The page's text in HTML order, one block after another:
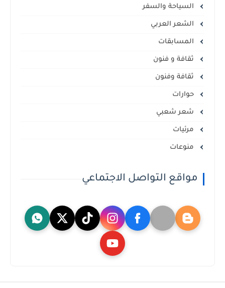
السياحة والسفر
الشعر العربي
المسابقات
ثقافة و فنون
ثقافة وفنون
حوارات
شعر شعبي
مرئيات
منوعات
مواقع التواصل الاجتماعي